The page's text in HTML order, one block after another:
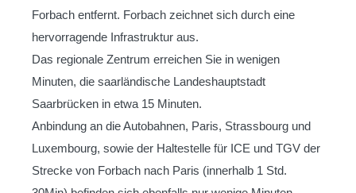
Forbach entfernt. Forbach zeichnet sich durch eine
hervorragende Infrastruktur aus.
Das regionale Zentrum erreichen Sie in wenigen
Minuten, die saarländische Landeshauptstadt
Saarbrücken in etwa 15 Minuten.
Anbindung an die Autobahnen, Paris, Strassbourg und
Luxembourg, sowie der Haltestelle für ICE und TGV der
Strecke von Forbach nach Paris (innerhalb 1 Std.